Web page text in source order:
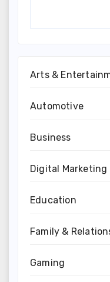
Arts &
Automotive
Business
Digital Marketing
Education
Family &
Gaming